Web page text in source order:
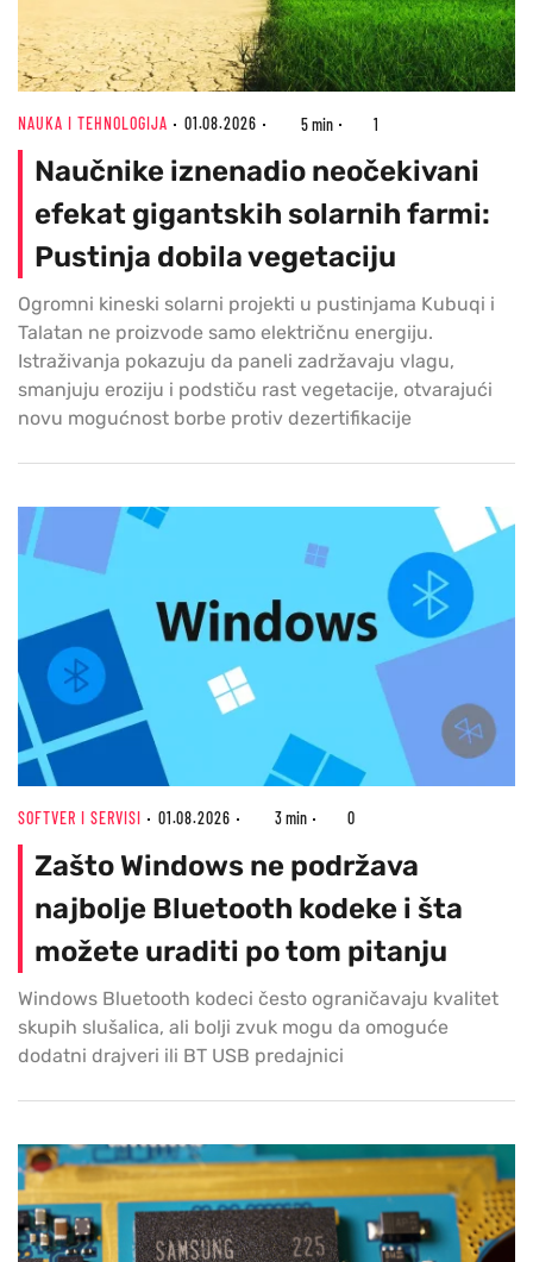
NAUKA I TEHNOLOGIJA 01.08.2026 5 min 1
Naučnike iznenadio neočekivani
efekat gigantskih solarnih farmi:
Pustinja dobila vegetaciju
Ogromni kineski solarni projekti u pustinjama Kubuqi i
Talatan ne proizvode samo električnu energiju.
Istraživanja pokazuju da paneli zadržavaju vlagu,
smanjuju eroziju i podstiču rast vegetacije, otvarajući
novu mogućnost borbe protiv dezertifikacije
SOFTVER I SERVISI 01.08.2026 3 min 0
Zašto Windows ne podržava
najbolje Bluetooth kodeke i šta
možete uraditi po tom pitanju
Windows Bluetooth kodeci često ograničavaju kvalitet
skupih slušalica, ali bolji zvuk mogu da omoguće
dodatni drajveri ili BT USB predajnici